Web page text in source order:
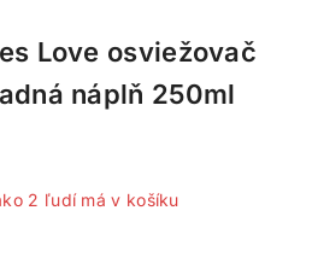
Love osviežovač
náplň 250ml
za poslednú 1 hodinu
2 ľudí má v košíku